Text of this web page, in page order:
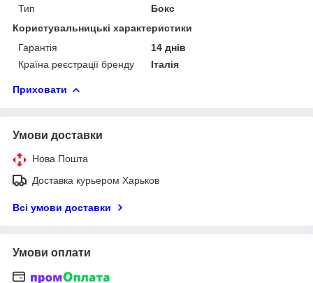
Тип
Бокс
Користувальницькі характеристики
Гарантія
14 днів
Країна реєстрації бренду
Італія
Приховати
Умови доставки
Нова Пошта
Доставка курьером Харьков
Всі умови доставки
Умови оплати